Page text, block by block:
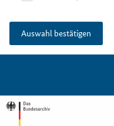
Auswahl bestätigen